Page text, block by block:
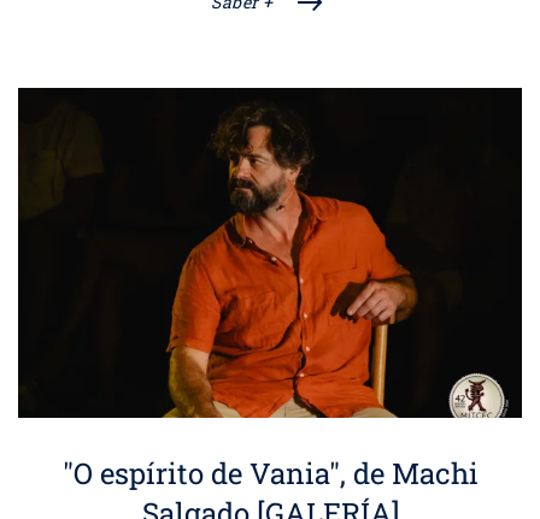
"O espírito de Vania", de Machi